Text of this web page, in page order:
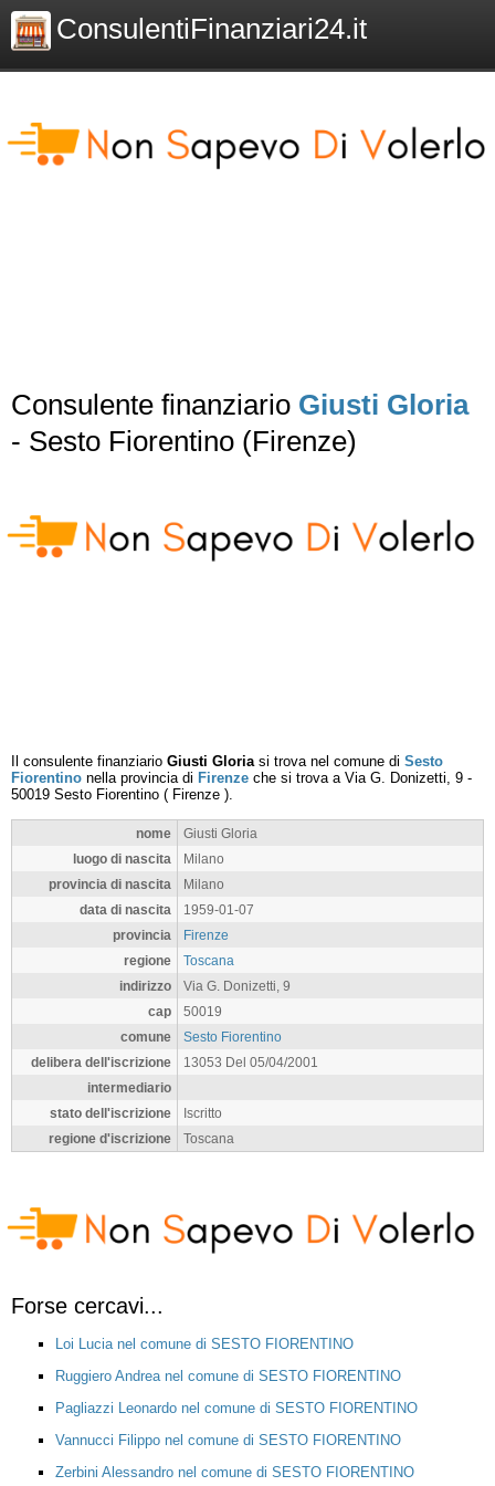
ConsulentiFinanziari24.it
Consulente finanziario Giusti Gloria
- Sesto Fiorentino (Firenze)
Il consulente finanziario Giusti Gloriasi trova nel comune di Sesto
Fiorentino nella provincia di Firenze che si trova a Via G. Donizetti, 9 -
50019 Sesto Fiorentino ( Firenze ).
nome
Giusti Gloria
luogo di nascita
Milano
provincia di nascita
Milano
data di nascita
1959-01-07
provincia
Firenze
regione
Toscana
indirizzo
Via G. Donizetti, 9
cap
50019
comune
Sesto Fiorentino
delibera dell'iscrizione
13053 Del 05/04/2001
intermediario
stato dell'iscrizione
Iscritto
regione d'iscrizione
Toscana
Forse cercavi...
Loi Lucia nel comune di SESTO FIORENTINO
Ruggiero Andrea nel comune di SESTO FIORENTINO
Pagliazzi Leonardo nel comune di SESTO FIORENTINO
Vannucci Filippo nel comune di SESTO FIORENTINO
Zerbini Alessandro nel comune di SESTO FIORENTINO